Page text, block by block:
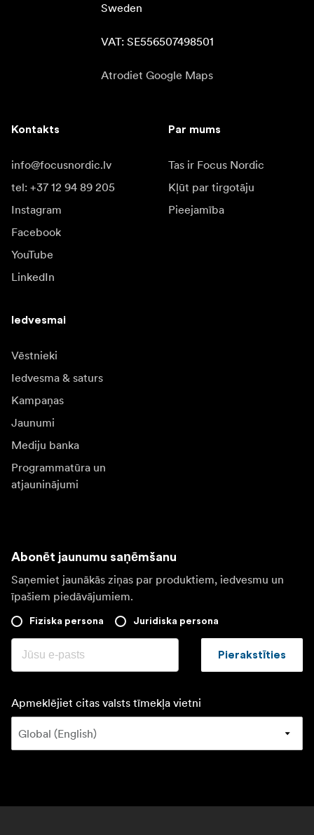
Sweden
VAT: SE556507498501
Atrodiet Google Maps
Kontakts
info@focusnordic.lv
tel: +37 12 94 89 205
Instagram
Facebook
YouTube
LinkedIn
Par mums
Tas ir Focus Nordic
Kļūt par tirgotāju
Pieejamība
Iedvesmai
Vēstnieki
Iedvesma & saturs
Kampaņas
Jaunumi
Mediju banka
Programmatūra un
atjauninājumi
Abonēt jaunumu saņēmšanu
Saņemiet jaunākās ziņas par produktiem, iedvesmu un
īpašiem piedāvājumiem.
Fiziska persona Juridiska persona
Pierakstīties
Apmeklējiet citas valsts tīmekļa vietni